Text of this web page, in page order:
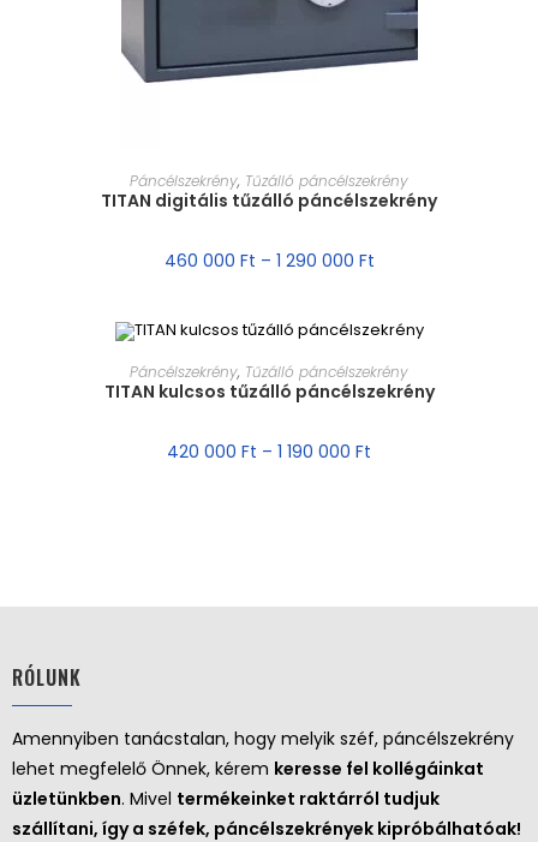
MÉRET VÁLASZTÁSA
Páncélszekrény, Tűzálló páncélszekrény
TITAN digitális tűzálló páncélszekrény
460 000 Ft – 1 290 000 Ft
MÉRET VÁLASZTÁSA
Páncélszekrény, Tűzálló páncélszekrény
TITAN kulcsos tűzálló páncélszekrény
420 000 Ft – 1 190 000 Ft
RÓLUNK
Amennyiben tanácstalan, hogy melyik széf, páncélszekrény
lehet megfelelő Önnek, kérem keresse fel kollégáinkat
üzletünkben. Mivel termékeinket raktárról tudjuk
szállítani, így a széfek, páncélszekrények kipróbálhatóak!